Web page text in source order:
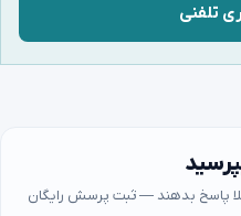
تلفنی
پاسخ بدهند — ثبت پرسش رایگان